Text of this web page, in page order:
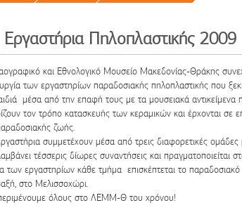
Εργαστήρια Πηλοπλαστικής 2009
και Εθνολογικό Μουσείο Μακεδονίας-Θράκης
των εργαστηρίων παραδοσιακής πηλοπλαστικής που
μέσα από την επαφή τους με τα μουσειακά αντικείμενα
τον τρόπο κατασκευής των κεραμικών και έρχονται σε
ζωής.
συμμετέχουν μέσα από τρεις διαφορετικές
τέσσερις δίωρες συναντήσεις και
των εργαστηρίων κάθε τμήμα επισκέπτεται το παραδοσιακό
στο Μελισσοχώρι.
όλους στο ΛΕΜΜ-Θ του χρόνου!